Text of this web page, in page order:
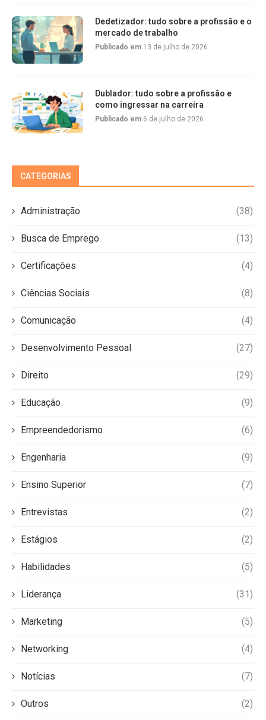
Dedetizador: tudo sobre a profissão e o
mercado de trabalho
Publicado em 13 de julho de 2026
Dublador: tudo sobre a profissão e
como ingressar na carreira
Publicado em 6 de julho de 2026
CATEGORIAS
Administração (38)
Busca de Emprego (13)
Certificações (4)
Ciências Sociais (8)
Comunicação (4)
Desenvolvimento Pessoal (27)
Direito (29)
Educação (9)
Empreendedorismo (6)
Engenharia (9)
Ensino Superior (7)
Entrevistas (2)
Estágios (2)
Habilidades (5)
Liderança (31)
Marketing (5)
Networking (4)
Notícias (7)
Outros (2)